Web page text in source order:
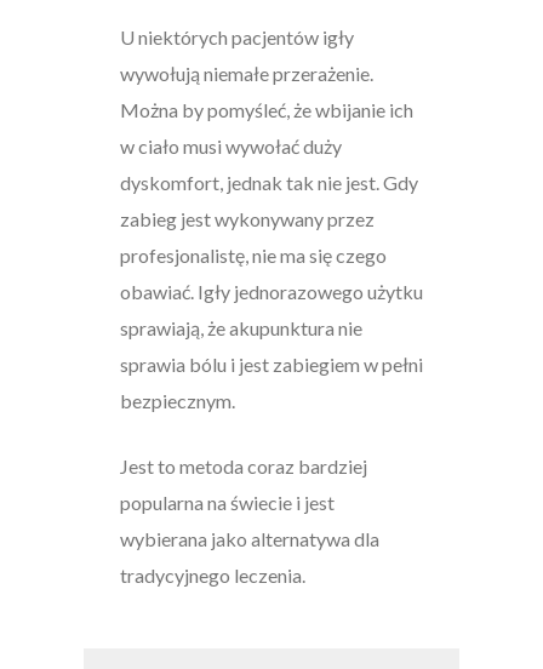
U niektórych pacjentów igły
wywołują niemałe przerażenie.
Można by pomyśleć, że wbijanie ich
w ciało musi wywołać duży
dyskomfort, jednak tak nie jest. Gdy
zabieg jest wykonywany przez
profesjonalistę, nie ma się czego
obawiać. Igły jednorazowego użytku
sprawiają, że akupunktura nie
sprawia bólu i jest zabiegiem w pełni
bezpiecznym.
Jest to metoda coraz bardziej
popularna na świecie i jest
wybierana jako alternatywa dla
tradycyjnego leczenia.